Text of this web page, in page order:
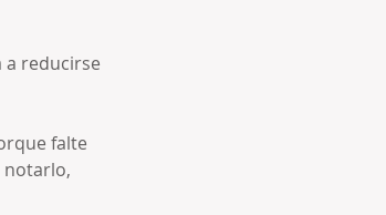
a reducirse
falte
notarlo,